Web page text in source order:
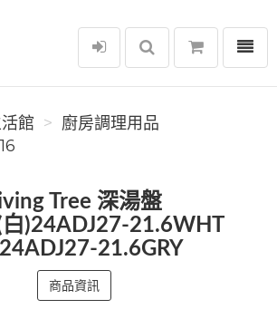
館
選單
館
廚房調理用品
Tree 深湯盤
)24ADJ27-21.6WHT
21.6GRY
商品資訊